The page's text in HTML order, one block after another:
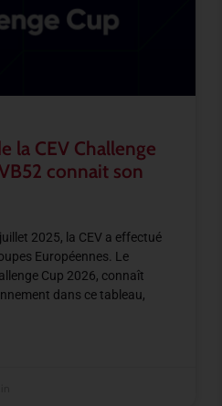
la CEV Challenge
connait son
2025, la CEV a effectué
Européennes. Le
Cup 2026, connaît
dans ce tableau,